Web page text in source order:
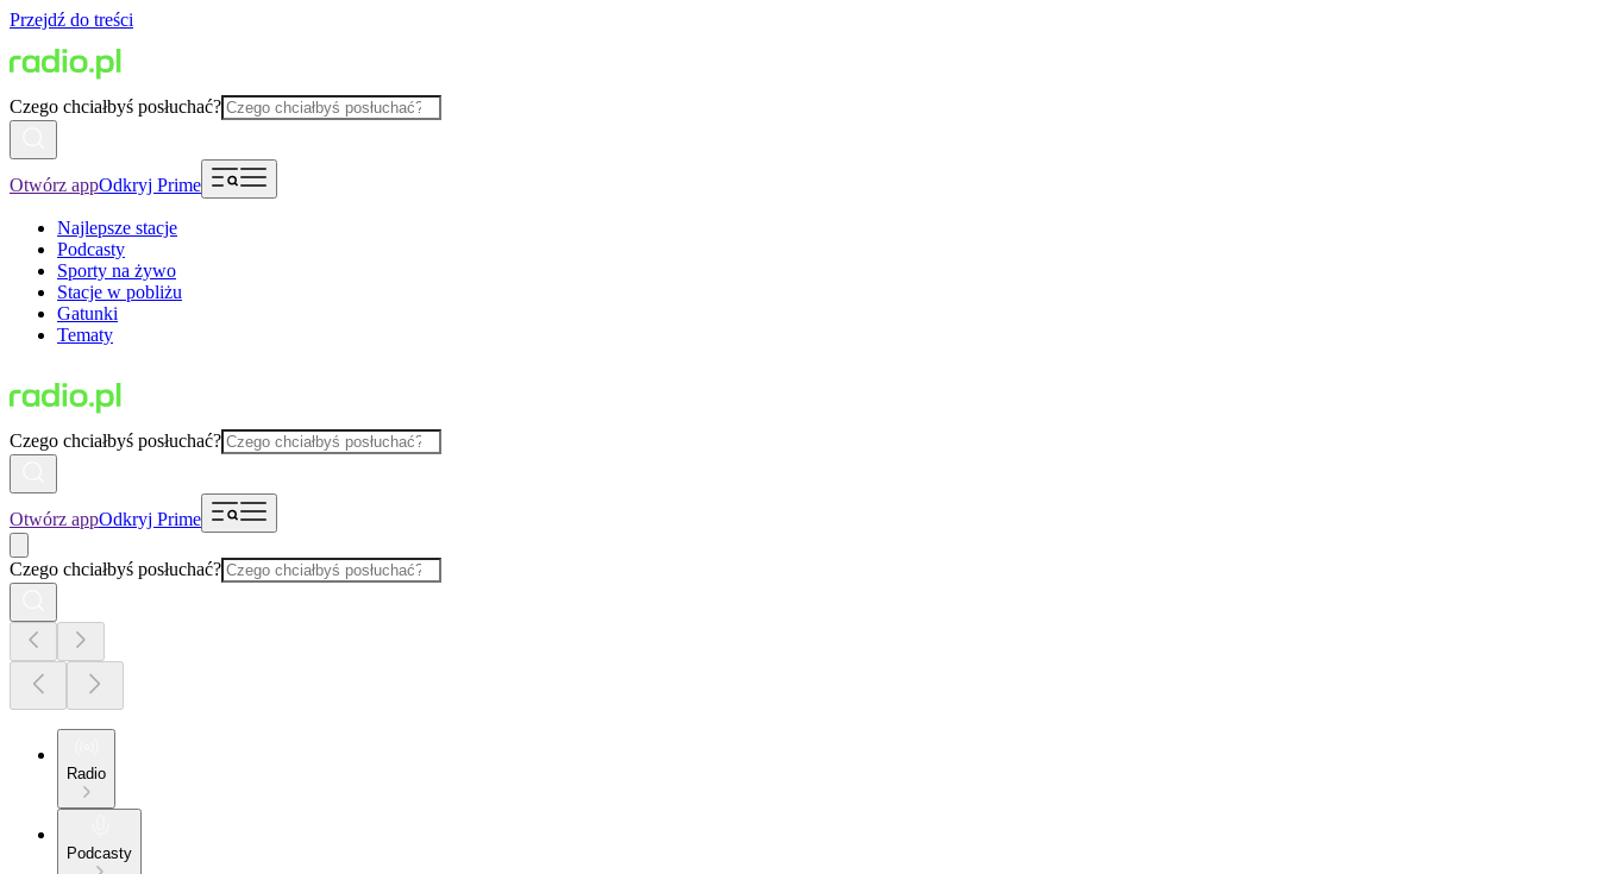
Przejdź do treści
Czego chciałbyś posłuchać?
Otwórz appOdkryj Prime
Najlepsze stacje
Podcasty
Sporty na żywo
Stacje w pobliżu
Gatunki
Tematy
Czego chciałbyś posłuchać?
Otwórz appOdkryj Prime
Czego chciałbyś posłuchać?
Radio
Podcasty